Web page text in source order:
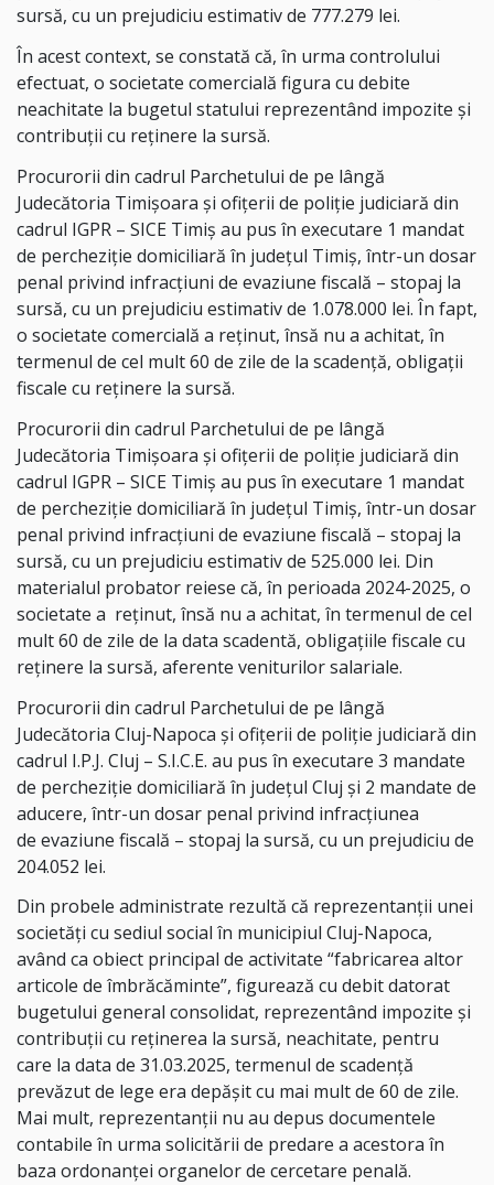
sursă, cu un prejudiciu estimativ de 777.279 lei.
În acest context, se constată că, în urma controlului
efectuat, o societate comercială figura cu debite
neachitate la bugetul statului reprezentând impozite şi
contribuţii cu reţinere la sursă.
Procurorii din cadrul Parchetului de pe lângă
Judecătoria Timișoara și ofițerii de poliție judiciară din
cadrul IGPR – SICE Timiș au pus în executare 1 mandat
de percheziție domiciliară în județul Timiș, într-un dosar
penal privind infracțiuni de evaziune fiscală – stopaj la
sursă, cu un prejudiciu estimativ de 1.078.000 lei. În fapt,
o societate comercială a reținut, însă nu a achitat, în
termenul de cel mult 60 de zile de la scadenţă, obligaţii
fiscale cu reţinere la sursă.
Procurorii din cadrul Parchetului de pe lângă
Judecătoria Timișoara și ofițerii de poliție judiciară din
cadrul IGPR – SICE Timiș au pus în executare 1 mandat
de percheziție domiciliară în județul Timiș, într-un dosar
penal privind infracțiuni de evaziune fiscală – stopaj la
sursă, cu un prejudiciu estimativ de 525.000 lei. Din
materialul probator reiese că, în perioada 2024-2025, o
societate a reţinut, însă nu a achitat, în termenul de cel
mult 60 de zile de la data scadentă, obligaţiile fiscale cu
reţinere la sursă, aferente veniturilor salariale.
Procurorii din cadrul Parchetului de pe lângă
Judecătoria Cluj-Napoca și ofițerii de poliție judiciară din
cadrul I.P.J. Cluj – S.I.C.E. au pus în executare 3 mandate
de percheziție domiciliară în județul Cluj și 2 mandate de
aducere, într-un dosar penal privind infracțiunea
de evaziune fiscală – stopaj la sursă, cu un prejudiciu de
204.052 lei.
Din probele administrate rezultă că reprezentanţii unei
societăți cu sediul social în municipiul Cluj-Napoca,
având ca obiect principal de activitate “fabricarea altor
articole de îmbrăcăminte”, figurează cu debit datorat
bugetului general consolidat, reprezentând impozite şi
contribuţii cu reţinerea la sursă, neachitate, pentru
care la data de 31.03.2025, termenul de scadenţă
prevăzut de lege era depăşit cu mai mult de 60 de zile.
Mai mult, reprezentanţii nu au depus documentele
contabile în urma solicitării de predare a acestora în
baza ordonanţei organelor de cercetare penală.